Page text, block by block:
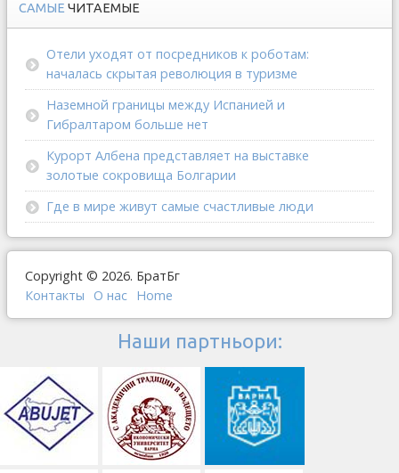
САМЫЕ ЧИТАЕМЫЕ
Отели уходят от посредников к роботам:
началась скрытая революция в туризме
Наземной границы между Испанией и
Гибралтаром больше нет
Курорт Албена представляет на выставке
золотые сокровища Болгарии
Где в мире живут самые счастливые люди
Copyright © 2026. БратБг
Контакты
О наc Home
Наши партньори: